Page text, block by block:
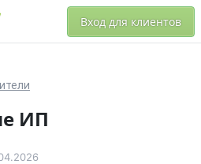
Вход для клиентов
ИП